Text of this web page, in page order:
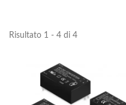
Risultato 1 - 4 di 4